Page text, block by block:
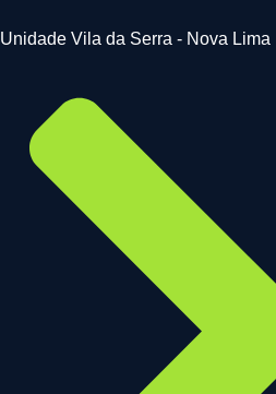
Unidade Vila da Serra - Nova Lima